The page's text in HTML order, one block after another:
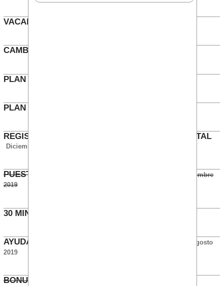
VACANTES EN BKGS
CAMBIO TIPO VARIABLE A FIJO
PLAN IGUALDAD BKSA 2010
PLAN DE FORMACIÓN 2020
REGISTRO DE JORNADA Y DESCONEXIÓN DIGITAL
Diciembre 2019
PUESTOS DE CAJA SIN ADMINISTRATIVOS
Diciembre
2019
30 MINUTOS DE COMIDA
AYUDA ALIMENTARIA PARA INTOLERANCIAS
Agosto
2019
BONUS Y HORAS SINDICALES